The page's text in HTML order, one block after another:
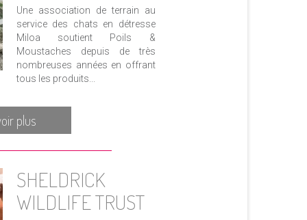
Une association de terrain au
service des chats en détresse
Miloa soutient Poils &
Moustaches depuis de très
nombreuses années en offrant
tous les produits...
plus
SHELDRICK
WILDLIFE TRUST